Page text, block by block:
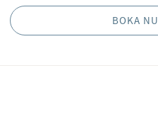
BOKA NU